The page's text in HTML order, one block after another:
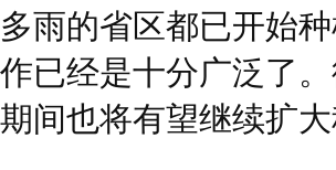
多雨的省区都已开始
作已经是十分广泛了
期间也将有望继续扩